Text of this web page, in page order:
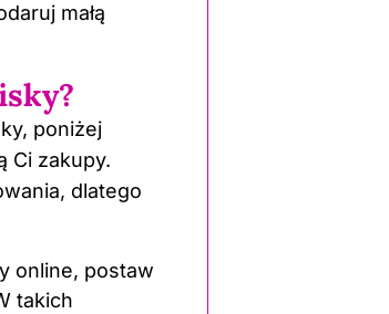
małą
poniżej
Ci zakupy.
dlatego
online, postaw
takich